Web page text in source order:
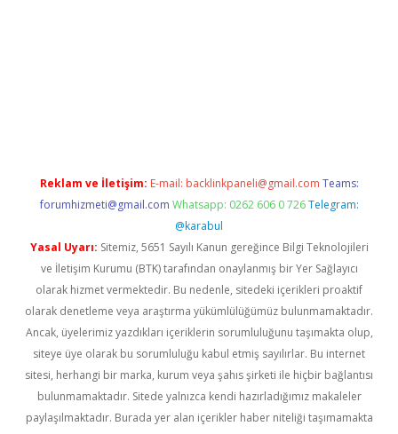
Reklam ve İletişim: E-mail: backlinkpaneli@gmail.com Teams:
forumhizmeti@gmail.com Whatsapp: 0262 606 0 726 Telegram:
@karabul
Yasal Uyarı: Sitemiz, 5651 Sayılı Kanun gereğince Bilgi Teknolojileri
ve İletişim Kurumu (BTK) tarafından onaylanmış bir Yer Sağlayıcı
olarak hizmet vermektedir. Bu nedenle, sitedeki içerikleri proaktif
olarak denetleme veya araştırma yükümlülüğümüz bulunmamaktadır.
Ancak, üyelerimiz yazdıkları içeriklerin sorumluluğunu taşımakta olup,
siteye üye olarak bu sorumluluğu kabul etmiş sayılırlar. Bu internet
sitesi, herhangi bir marka, kurum veya şahıs şirketi ile hiçbir bağlantısı
bulunmamaktadır. Sitede yalnızca kendi hazırladığımız makaleler
paylaşılmaktadır. Burada yer alan içerikler haber niteliği taşımamakta